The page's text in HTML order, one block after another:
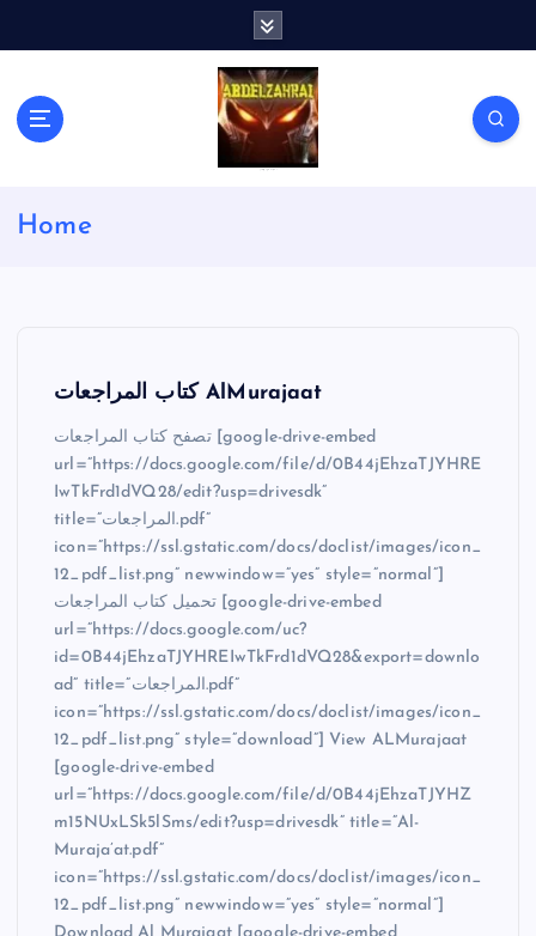
Home
كتاب المراجعات AlMurajaat
تصفح كتاب المراجعات [google-drive-embed
url=”https://docs.google.com/file/d/0B44jEhzaTJYHRE
IwTkFrd1dVQ28/edit?usp=drivesdk”
title=”المراجعات.pdf”
icon=”https://ssl.gstatic.com/docs/doclist/images/icon_
12_pdf_list.png” newwindow=”yes” style=”normal”]
تحميل كتاب المراجعات [google-drive-embed
url=”https://docs.google.com/uc?
id=0B44jEhzaTJYHREIwTkFrd1dVQ28&export=downlo
ad” title=”المراجعات.pdf”
icon=”https://ssl.gstatic.com/docs/doclist/images/icon_
12_pdf_list.png” style=”download”] View ALMurajaat
[google-drive-embed
url=”https://docs.google.com/file/d/0B44jEhzaTJYHZ
m15NUxLSk5lSms/edit?usp=drivesdk” title=”Al-
Muraja’at.pdf”
icon=”https://ssl.gstatic.com/docs/doclist/images/icon_
12_pdf_list.png” newwindow=”yes” style=”normal”]